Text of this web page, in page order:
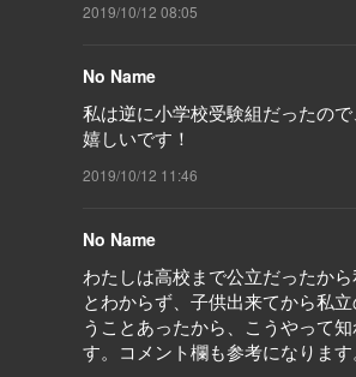
2019/10/12 08:05
No Name
私は逆に小学校受験組だったの
嬉しいです！
2019/10/12 11:46
No Name
わたしは高校まで公立だったか
とわからず、子供出来てから私
うことあったから、こうやって
す。コメント欄も参考になります